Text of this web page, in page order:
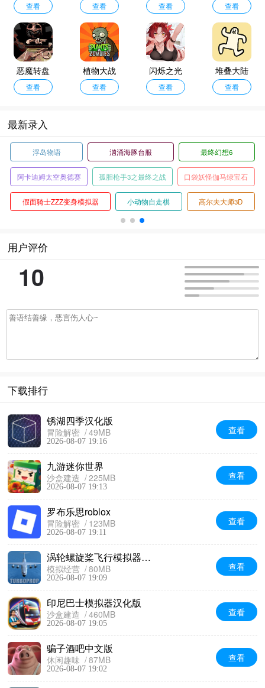
僵尸星铁
版
查看 查看
者
查看
传4手机版
查看
恶魔转盘
中文版
查看
植物大战
僵尸原版
查看
闪烁之光
九游版
查看
堆叠大陆
无广告版
查看
最新录入
浮岛物语 汹涌海豚台服 最终幻想6
阿卡迪姆太空奥德赛 孤胆枪手3之最终之战 口袋妖怪伽马绿宝石
假面骑士ZZZ变身模拟器 小动物自走棋 高尔夫大师3D
用户评价
10
下载排行
锈湖四季汉化版
冒险解密 49MB
2026-08-07 19:16
查看
九游迷你世界
沙盒建造 225MB
2026-08-07 19:13
查看
罗布乐思roblox
冒险解密 123MB
2026-08-07 19:11
查看
涡轮螺旋桨飞行模拟器无限金币版
模拟经营 80MB
2026-08-07 19:09
查看
印尼巴士模拟器汉化版
沙盒建造 460MB
2026-08-07 19:05
查看
骗子酒吧中文版
休闲趣味 87MB
2026-08-07 19:02
查看